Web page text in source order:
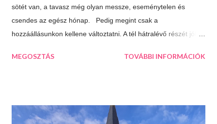
sötét van, a tavasz még olyan messze, eseménytelen és
csendes az egész hónap. Pedig megint csak a
hozzáállásunkon kellene változtatni. A tél hátralévő részét jól is
ami jó a télben: Végtelen mozizós estek Hamar sötétedik, ha
már nem gyakran esik a hó, de korizni akkor is lehet, minden
MEGOSZTÁS TOVÁBBI INFORMÁCIÓK